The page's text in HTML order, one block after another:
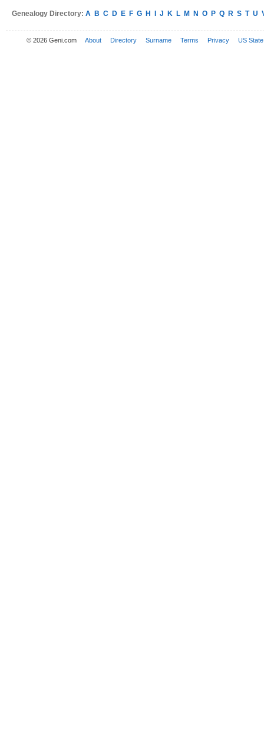
Genealogy Directory: A B C D E F G H J K L M N O P Q R S T U
© 2026 Geni.com About Directory Surname Terms Privacy US